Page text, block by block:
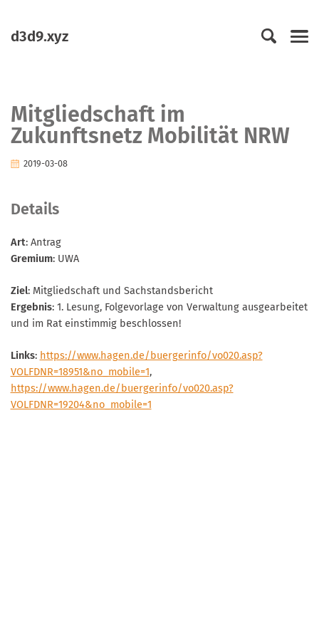
zu..
primären
Inhalt
Footer
d3d9.xyz
Mitgliedschaft im
Zukunftsnetz Mobilität NRW
2019-03-08
Details
Art: Antrag
Gremium: UWA
Ziel: Mitgliedschaft und Sachstandsbericht
Ergebnis: 1. Lesung, Folgevorlage von Verwaltung ausgearbeitet
und im Rat einstimmig beschlossen!
Links: https://www.hagen.de/buergerinfo/vo020.asp?
VOLFDNR=18951&no_mobile=1,
https://www.hagen.de/buergerinfo/vo020.asp?
VOLFDNR=19204&no_mobile=1